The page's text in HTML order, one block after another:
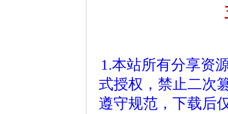
1.本站所有分享资
式授权，禁止二次
遵守规范，下载后